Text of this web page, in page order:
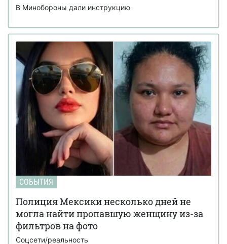
В Минобороны дали инструкцию
СОБЫТИЯ
Полиция Мексики несколько дней не
могла найти пропавшую женщину из-за
фильтров на фото
Соцсети/реальность